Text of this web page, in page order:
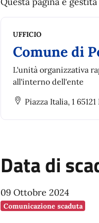
UFFICIO
Comune di
L'unità organizzativa
all'interno dell'ente
Piazza Italia, 1
Data di
09 Ottobre 2024
Comunicazione scaduta